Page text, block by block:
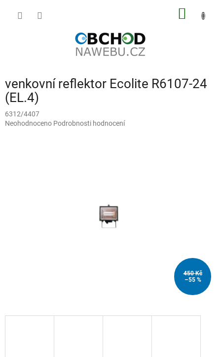
venkovní reflektor Ecolite R6107-24
(EL.4)
6312/4407
Průměrné
Neohodnoceno Podrobnosti hodnocení
450 Kč
–55 %